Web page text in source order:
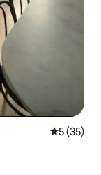
คะแนนเฉลี่
5 (35)